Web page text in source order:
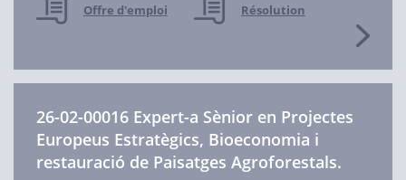
Offre d'emploi Résolution
26-02-00016 Expert-a Sènior en Projectes
Europeus Estratègics, Bioeconomia i
restauració de Paisatges Agroforestals.